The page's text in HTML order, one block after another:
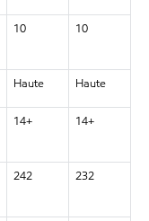
10 10
Haute Haute
14+ 14+
242 232